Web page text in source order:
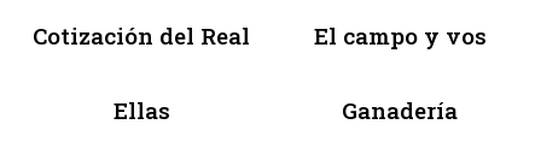
Cotización del Real El campo y vos
Ellas Ganadería